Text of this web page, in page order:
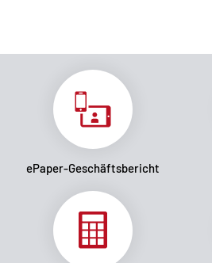
ePaper-Geschäftsbericht